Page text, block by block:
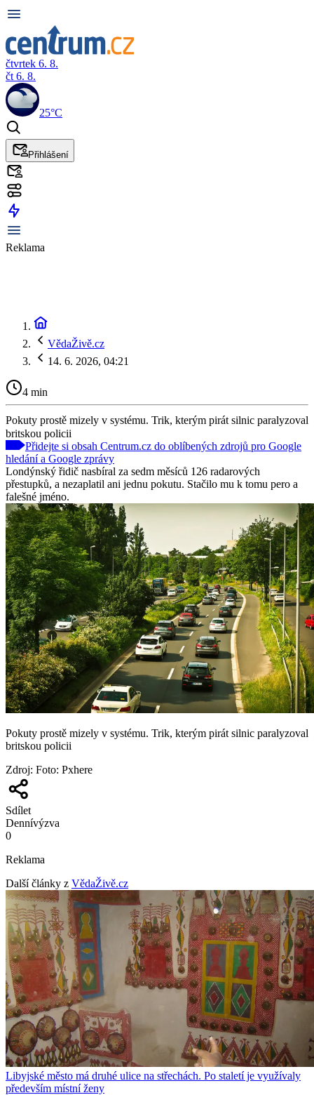
čtvrtek 6. 8.
čt 6. 8.
25°C
Přihlášení
Reklama
VědaŽivě.cz
14. 6. 2026, 04:21
4 min
Pokuty prostě mizely v systému. Trik, kterým pirát silnic paralyzoval
britskou policii
Přidejte si obsah Centrum.cz do oblíbených zdrojů pro Google
hledání a Google zprávy
Londýnský řidič nasbíral za sedm měsíců 126 radarových
přestupků, a nezaplatil ani jednu pokutu. Stačilo mu k tomu pero a
falešné jméno.
Pokuty prostě mizely v systému. Trik, kterým pirát silnic paralyzoval
britskou policii
Zdroj: Foto: Pxhere
Sdílet
Dennívýzva
0
Reklama
Další články z VědaŽivě.cz
Libyjské město má druhé ulice na střechách. Po staletí je využívaly
především místní ženy